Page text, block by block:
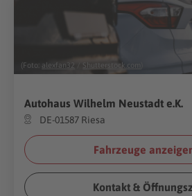
(Foto: alexfan32 Shutterstock.com
Autohaus Wilhelm Neustadt e.K.
DE-01587 Riesa
Fahrzeuge
Kontakt &